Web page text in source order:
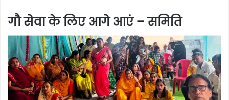
गौ सेवा के लिए आगे आएं – समिति